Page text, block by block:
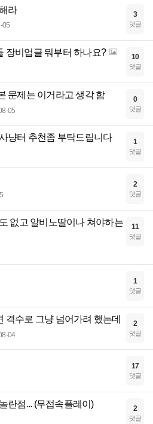
라
05
3
댓글
장비업글 뭐부터 하나요? 10
댓글
문제는 이거라고 생각 함
05
0
댓글
냥터 추천좀 부탁드립니다 1
댓글
2
댓글
없고 알비노딸이나 쳐야하는
11
댓글
1
댓글
격수로 그냥 넘어가려 했는데
04
2
댓글
17
댓글
란점... (무접속플레이) 2
댓글